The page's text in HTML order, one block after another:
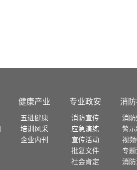
健康产业
五进健康
培训风采
企业内刊
专业政安
消防宣传
应急演练
宣传活动
批复文件
社会肯定
消
消
警
视
专
消